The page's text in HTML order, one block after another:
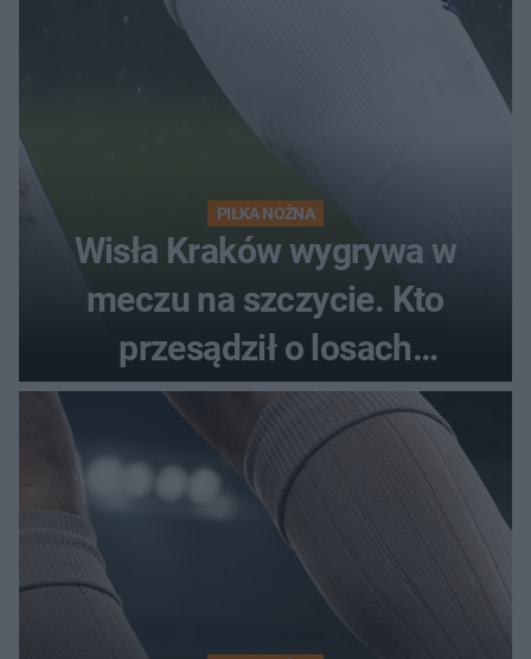
PIŁKA NOŻNA
Wisła Kraków wygrywa w
meczu na szczycie. Kto
przesądził o losach
spotkania?